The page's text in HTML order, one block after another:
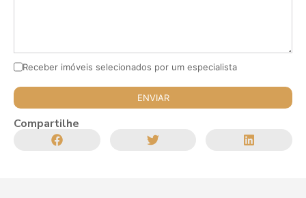
Receber imóveis selecionados por um especialista
Compartilhe